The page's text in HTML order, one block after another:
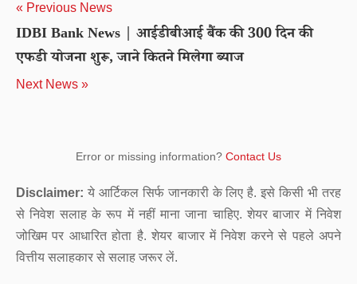
« Previous News
IDBI Bank News | आईडीबीआई बैंक की 300 दिन की
एफडी योजना शुरू, जाने कितने मिलेगा ब्याज
Next News »
Error or missing information? Contact Us
Disclaimer: ये आर्टिकल सिर्फ जानकारी के लिए है. इसे किसी भी तरह
से निवेश सलाह के रूप में नहीं माना जाना चाहिए. शेयर बाजार में निवेश
जोखिम पर आधारित होता है. शेयर बाजार में निवेश करने से पहले अपने
वित्तीय सलाहकार से सलाह जरूर लें.